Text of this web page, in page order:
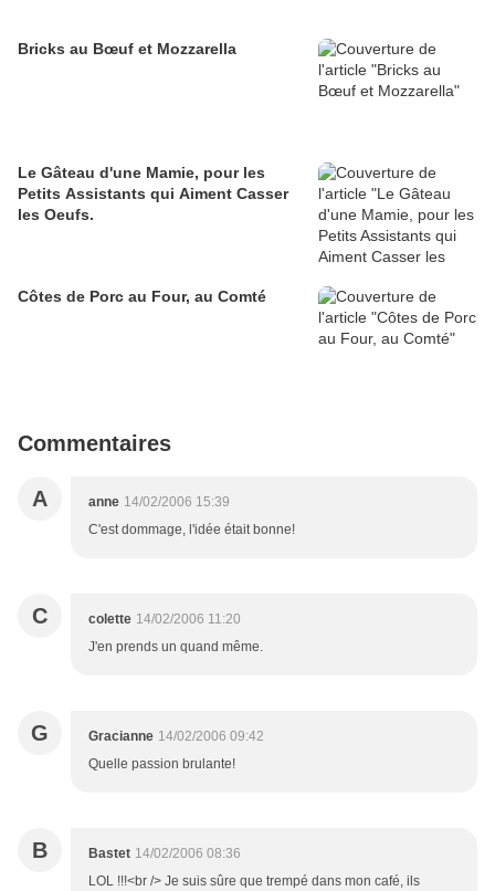
Bricks au Bœuf et Mozzarella
Le Gâteau d'une Mamie, pour les
Petits Assistants qui Aiment Casser
les Oeufs.
Côtes de Porc au Four, au Comté
Commentaires
A anne 14/02/2006 15:39
C'est dommage, l'idée était bonne!
C colette 14/02/2006 11:20
J'en prends un quand même.
G Gracianne 14/02/2006 09:42
Quelle passion brulante!
B Bastet 14/02/2006 08:36
LOL !!!<br /> Je suis sûre que trempé dans mon café, ils